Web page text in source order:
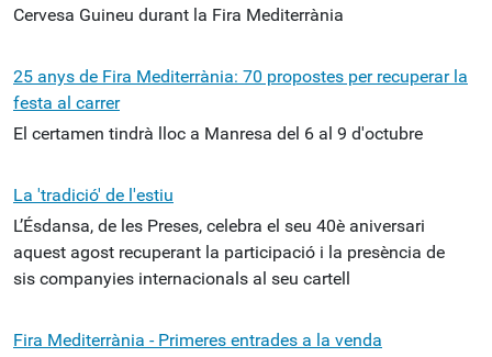
Cervesa Guineu durant la Fira Mediterrània
25 anys de Fira Mediterrània: 70 propostes per recuperar la
festa al carrer
El certamen tindrà lloc a Manresa del 6 al 9 d'octubre
La 'tradició' de l'estiu
L’Ésdansa, de les Preses, celebra el seu 40è aniversari
aquest agost recuperant la participació i la presència de
sis companyies internacionals al seu cartell
Fira Mediterrània - Primeres entrades a la venda